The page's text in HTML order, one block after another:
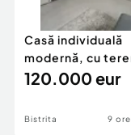
Casă individuală
modernă, cu
1.356 mp – la doa
120.000 eur
Bistrita 9